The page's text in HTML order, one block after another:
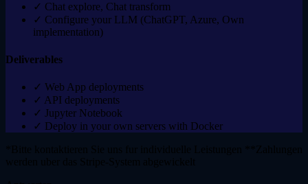
✓ Chat explore, Chat transform
✓ Configure your LLM (ChatGPT, Azure, Own
implementation)
Deliverables
✓ Web App deployments
✓ API deployments
✓ Jupyter Notebook
✓ Deploy in your own servers with Docker